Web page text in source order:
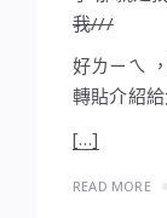
我///
好ㄌㄧㄟ
轉貼介紹
[…]
READ MORE